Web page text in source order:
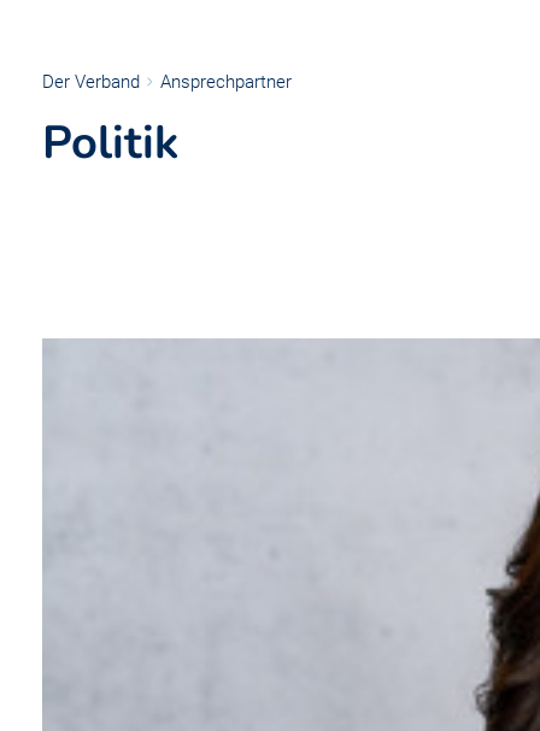
Der Verband Ansprechpartner
Politik